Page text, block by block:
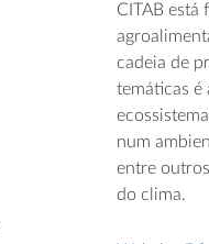
CITAB está
cadeia de
temáticas é
num
entre
do clima.